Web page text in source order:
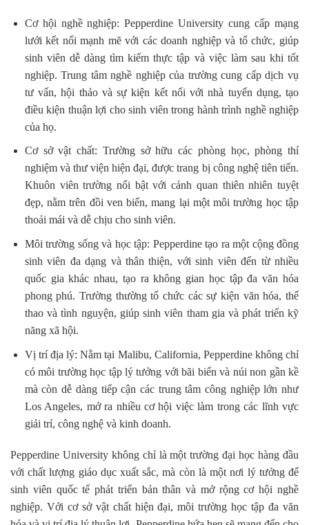
Cơ hội nghề nghiệp: Pepperdine University cung cấp mạng
lưới kết nối mạnh mẽ với các doanh nghiệp và tổ chức, giúp
sinh viên dễ dàng tìm kiếm thực tập và việc làm sau khi tốt
nghiệp. Trung tâm nghề nghiệp của trường cung cấp dịch vụ
tư vấn, hội thảo và sự kiện kết nối với nhà tuyển dụng, tạo
điều kiện thuận lợi cho sinh viên trong hành trình nghề nghiệp
của họ.
Cơ sở vật chất: Trường sở hữu các phòng học, phòng thí
nghiệm và thư viện hiện đại, được trang bị công nghệ tiên tiến.
Khuôn viên trường nổi bật với cảnh quan thiên nhiên tuyệt
đẹp, nằm trên đồi ven biển, mang lại một môi trường học tập
thoải mái và dễ chịu cho sinh viên.
Môi trường sống và học tập: Pepperdine tạo ra một cộng đồng
sinh viên đa dạng và thân thiện, với sinh viên đến từ nhiều
quốc gia khác nhau, tạo ra không gian học tập đa văn hóa
phong phú. Trường thường tổ chức các sự kiện văn hóa, thể
thao và tình nguyện, giúp sinh viên tham gia và phát triển kỹ
năng xã hội.
Vị trí địa lý: Nằm tại Malibu, California, Pepperdine không chỉ
có môi trường học tập lý tưởng với bãi biển và núi non gần kề
mà còn dễ dàng tiếp cận các trung tâm công nghiệp lớn như
Los Angeles, mở ra nhiều cơ hội việc làm trong các lĩnh vực
giải trí, công nghệ và kinh doanh.
Pepperdine University không chỉ là một trường đại học hàng đầu
với chất lượng giáo dục xuất sắc, mà còn là một nơi lý tưởng để
sinh viên quốc tế phát triển bản thân và mở rộng cơ hội nghề
nghiệp. Với cơ sở vật chất hiện đại, môi trường học tập đa văn